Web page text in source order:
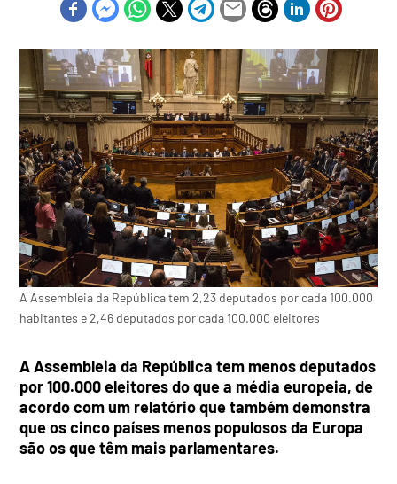
A Assembleia da República tem 2,23 deputados por cada 100.000
habitantes e 2,46 deputados por cada 100.000 eleitores
A Assembleia da República tem menos deputados
por 100.000 eleitores do que a média europeia, de
acordo com um relatório que também demonstra
que os cinco países menos populosos da Europa
são os que têm mais parlamentares.